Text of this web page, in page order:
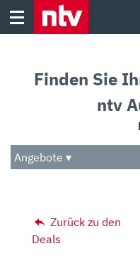
Skip
Audio
Das Beste
Finden Sie
ntv
Angebote ▾
Zurück zu den
Deals